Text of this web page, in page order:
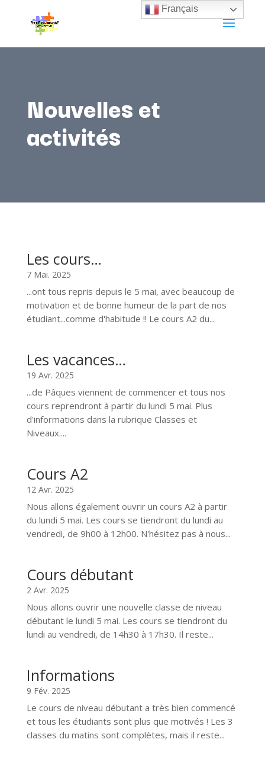
Nouvelles et
activités
Les cours…
7 Mai. 2025
...ont tous repris depuis le 5 mai, avec beaucoup de
motivation et de bonne humeur de la part de nos
étudiant...comme d'habitude !! Le cours A2 du...
Les vacances…
19 Avr. 2025
...de Pâques viennent de commencer et tous nos
cours reprendront à partir du lundi 5 mai. Plus
d'informations dans la rubrique Classes et
Niveaux....
Cours A2
12 Avr. 2025
Nous allons également ouvrir un cours A2 à partir
du lundi 5 mai. Les cours se tiendront du lundi au
vendredi, de 9h00 à 12h00. N'hésitez pas à nous...
Cours débutant
2 Avr. 2025
Nous allons ouvrir une nouvelle classe de niveau
débutant le lundi 5 mai. Les cours se tiendront du
lundi au vendredi, de 14h30 à 17h30. Il reste...
Informations
9 Fév. 2025
Le cours de niveau débutant a très bien commencé
et tous les étudiants sont plus que motivés ! Les 3
classes du matins sont complètes, mais il reste...
Français